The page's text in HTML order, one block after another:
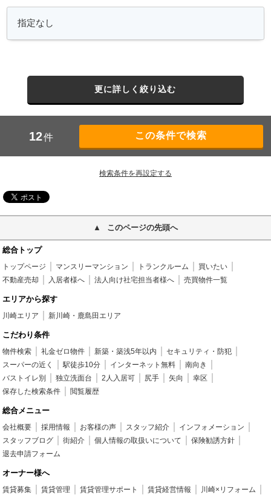
更に詳しく絞り込む
12件
検索条件を再設定する
このページの先頭へ
総合トップ
トップページ マンスリーマンション トランクルーム
買いたい
不動産売却
入居者様へ 法人向け社宅担当者様へ 売買物件一覧
エリアから探す
川崎エリア 新川崎・鹿島田エリア
こだわり条件
物件検索 礼金ゼロ物件 新築・築浅5年以内
セキュリティ・防犯
スーパーの近く
駅徒歩10分 インターネット無料
南向き
バストイレ別
独立洗面台 2人入居可 尻手 矢向
幸区
保存した検索条件
閲覧履歴
総合メニュー
会社概要 採用情報 お客様の声 スタッフ紹介
インフォメーション
スタッフブログ
街紹介 個人情報の取扱いについて
保険勧誘方針
退去申請フォーム
オーナー様へ
賃貸募集 賃貸管理 賃貸管理サポート 賃貸経営情報
川崎×リフォーム